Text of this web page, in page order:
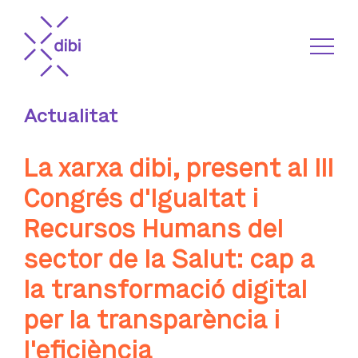
Actualitat
La xarxa dibi, present al III
Congrés d'Igualtat i
Recursos Humans del
sector de la Salut: cap a
la transformació digital
per la transparència i
l'eficiència